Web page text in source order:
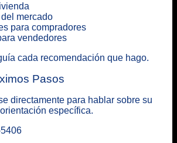
mercado
para compradores
vendedores
cada recomendación que hago.
Pasos
directamente para hablar sobre su
específica.